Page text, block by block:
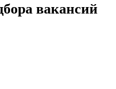
вакансий